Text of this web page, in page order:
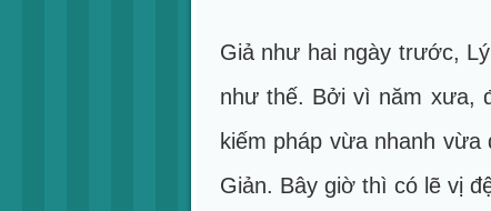
Giả như hai ngày trước,
như thế. Bởi vì năm xưa,
kiếm pháp vừa nhanh
Giản. Bây giờ thì có lẽ vị